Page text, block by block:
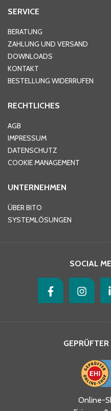
Hausnummer
Ort*
Telefon
Ja, ich
SERVICE
BERATUNG
ZAHLUNG UND VERSAND
DOWNLOADS
KONTAKT
BESTELLUNG WIDERRUFEN
RECHTLICHES
AGB
IMPRESSUM
DATENSCHUTZ
COOKIE MANAGEMENT
UNTERNEHMEN
ÜBER BITO
SYSTEMLÖSUNGEN
SOCIAL
Online-